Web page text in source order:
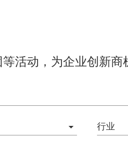
活动，为企业创新商
行业